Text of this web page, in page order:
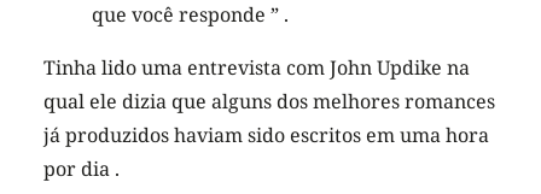
que você responde ” .
Tinha lido uma entrevista com John Updike na
qual ele dizia que alguns dos melhores romances
já produzidos haviam sido escritos em uma hora
por dia .